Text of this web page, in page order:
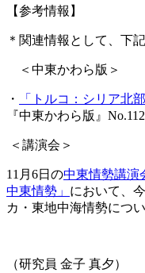
【参考情報】
＊関連情報として、下
＜中東かわら版＞
・
「トルコ：シリア北
『中東かわら版』No.112
＜講演会＞
11月6日の中東情勢講演
中東情勢」 において、
カ・東地中海情勢につ
（研究員 金子 真夕）